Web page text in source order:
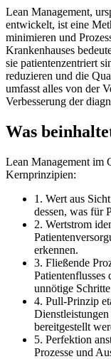
Lean Management,
entwickelt, ist eine
minimieren und
Krankenhauses
sie patientenzentriert
reduzieren und die
umfasst alles von der
Verbesserung der
Was
Lean Management im
Kernprinzipien:
1. Wert aus
dessen, was für
2. Wertstrom
erkennen.
3. Fließende
unnötige
4. Pull-Prinzip
bereitgestellt
5. Perfektion
Prozesse und